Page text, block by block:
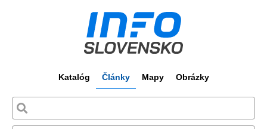
Katalóg Články Mapy Obrázky